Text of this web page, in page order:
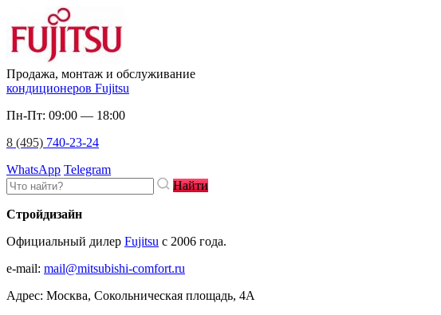
Продажа, монтаж и обслуживание
кондиционеров Fujitsu
Пн-Пт: 09:00 — 18:00
8 (495) 740-23-24
WhatsApp Telegram
Найти
Стройдизайн
Официальный дилер Fujitsu c 2006 года.
e-mail: mail@mitsubishi-comfort.ru
Адрес: Москва, Сокольническая площадь, 4А